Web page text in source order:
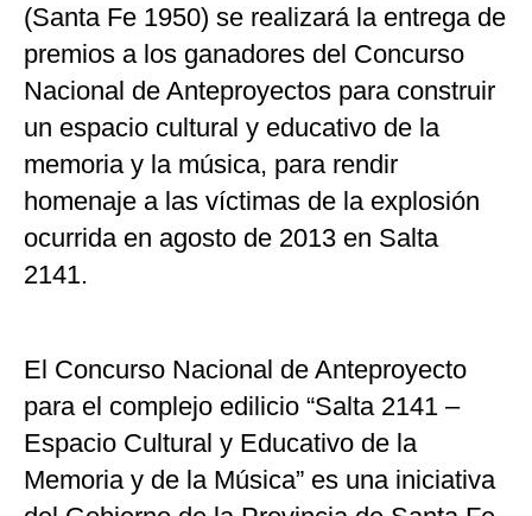
(Santa Fe 1950) se realizará la entrega de
premios a los ganadores del Concurso
Nacional de Anteproyectos para construir
un espacio cultural y educativo de la
memoria y la música, para rendir
homenaje a las víctimas de la explosión
ocurrida en agosto de 2013 en Salta
2141.
El Concurso Nacional de Anteproyecto
para el complejo edilicio “Salta 2141 –
Espacio Cultural y Educativo de la
Memoria y de la Música” es una iniciativa